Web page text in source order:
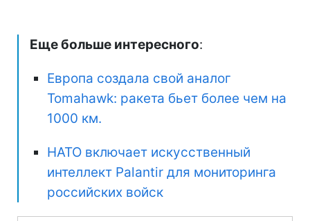
Еще больше интересного:
Европа создала свой аналог
Tomahawk: ракета бьет более чем на
1000 км.
НАТО включает искусственный
интеллект Palantir для мониторинга
российских войск